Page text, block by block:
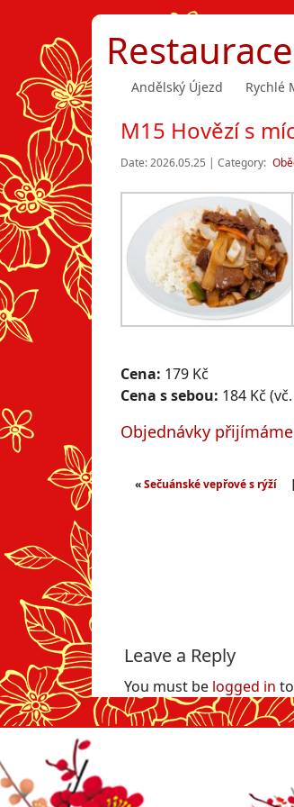
Andělský Újezd Rychlé
M15 Hovězí s
Date: 2026.05.25 | Category:
Cena: 179 Kč
Cena s sebou: 184 Kč
Objednávky
«Sečuánské vepřové s rýží |
Leave a Reply
You must be logged in